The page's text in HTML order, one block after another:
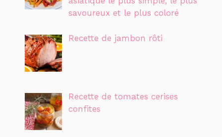
savoureux et le plus coloré
Recette de jambon rôti
Recette de tomates cerises
confites